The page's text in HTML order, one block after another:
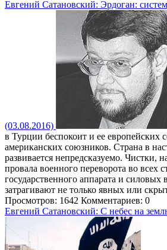
Евгений Сатановский: Эрдоган:
(03.08.2016)
в Турции беспокоит и ее европейских
американских союзников. Страна в
развивается непредсказуемо. Чистки,
провала военного переворота во всех
государственного аппарата и силовых
затрагивают не только явных или
Просмотров: 1642 Комментариев: 0
Евгений Сатановский: С небес на